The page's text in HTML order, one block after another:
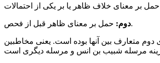
دوم:حمل بر معنای ظاهر قبل از فحص.
دوم متعارف بین آنها بوده است. یعنی مخاطبین